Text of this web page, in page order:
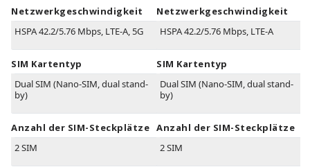
Netzwerkgeschwindigkeit
HSPA 42.2/5.76 Mbps, LTE-A, 5G
SIM Kartentyp
Dual SIM (Nano-SIM, dual stand-
by)
Anzahl der SIM-Steckplätze
2 SIM
Netzwerkgeschwindigkeit
HSPA 42.2/5.76 Mbps, LTE-A
SIM Kartentyp
Dual SIM (Nano-SIM, dual stand-
by)
Anzahl der SIM-Steckplätze
2 SIM